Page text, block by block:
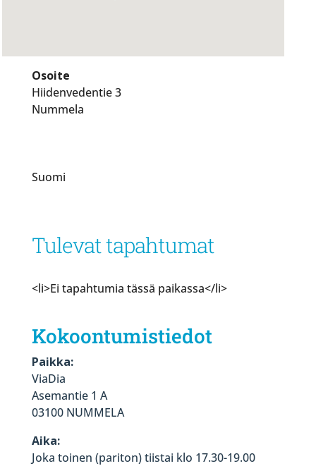
Osoite
Hiidenvedentie 3
Nummela
Suomi
Tulevat tapahtumat
<li>Ei tapahtumia tässä paikassa</li>
Kokoontumistiedot
Paikka:
ViaDia
Asemantie 1 A
03100 NUMMELA
Aika:
Joka toinen (pariton) tiistai klo 17.30-19.00